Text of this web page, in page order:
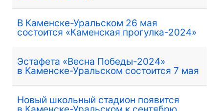
В Каменске-Уральском 26 мая
состоится «Каменская прогулка-2024»
Эстафета «Весна Победы-2024»
в Каменске-Уральском состоится 7 мая
Новый школьный стадион появится